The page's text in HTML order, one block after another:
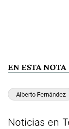
EN ESTA NOTA
Alberto Fernández
Noticias en